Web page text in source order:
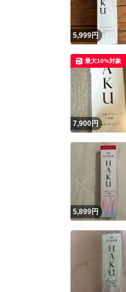
5,999円
7,900円
最大10%対象
5,899円